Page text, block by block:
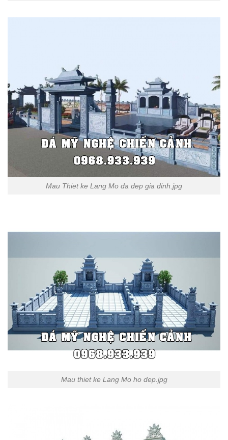
Mau Thiet ke Lang Mo da dep gia dinh.jpg
Mau thiet ke Lang Mo ho dep.jpg